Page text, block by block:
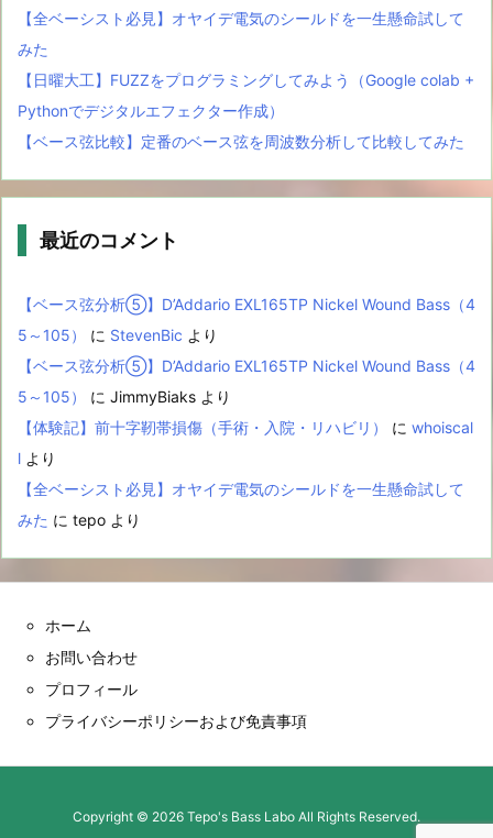
【全ベーシスト必見】オヤイデ電気のシールドを一生懸命試して
みた
【日曜大工】FUZZをプログラミングしてみよう（Google colab +
Pythonでデジタルエフェクター作成）
【ベース弦比較】定番のベース弦を周波数分析して比較してみた
最近のコメント
【ベース弦分析⑤】D’Addario EXL165TP Nickel Wound Bass（4
5～105）
に StevenBic より
【ベース弦分析⑤】D’Addario EXL165TP Nickel Wound Bass（4
5～105）
に JimmyBiaks より
【体験記】前十字靭帯損傷（手術・入院・リハビリ）
に whoiscal
l より
【全ベーシスト必見】オヤイデ電気のシールドを一生懸命試して
みた に tepo より
ホーム
お問い合わせ
プロフィール
プライバシーポリシーおよび免責事項
Copyright © 2026 Tepo's Bass Labo All Rights Reserved.